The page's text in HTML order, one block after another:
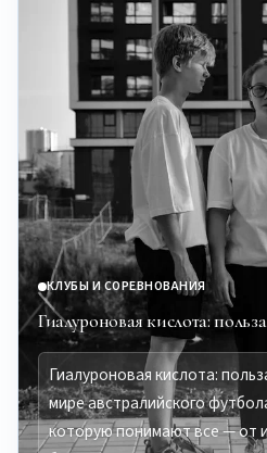
КЛУБЫ И СОРЕВНОВАНИЯ
Гиалуроновая кислота:
Гиалуроновая кислота:
мире австралийского
которую понимают все — от